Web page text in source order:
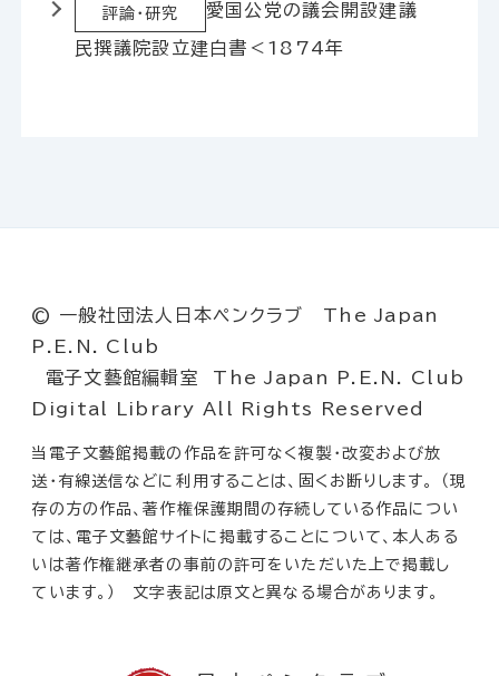
評論・研究 愛国公党の議会開設建議
民撰議院設立建白書＜1874年
© 一般社団法人日本ペンクラブ The Japan
P.E.N. Club
電子文藝館編輯室 The Japan P.E.N. Club
Digital Library All Rights Reserved
当電子文藝館掲載の作品を許可なく複製・改変および放
送・有線送信などに利用することは、固くお断りします。 （現
存の方の作品、著作権保護期間の存続している作品につい
ては、電子文藝館サイトに掲載することについて、本人ある
いは著作権継承者の事前の許可をいただいた上で掲載し
ています。） 文字表記は原文と異なる場合があります。